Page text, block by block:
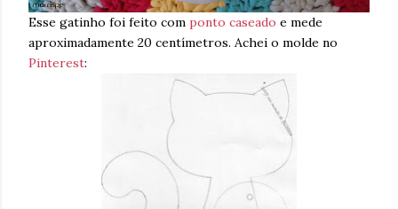
Esse gatinho foi feito com ponto caseado e mede
aproximadamente 20 centímetros. Achei o molde no
Pinterest: